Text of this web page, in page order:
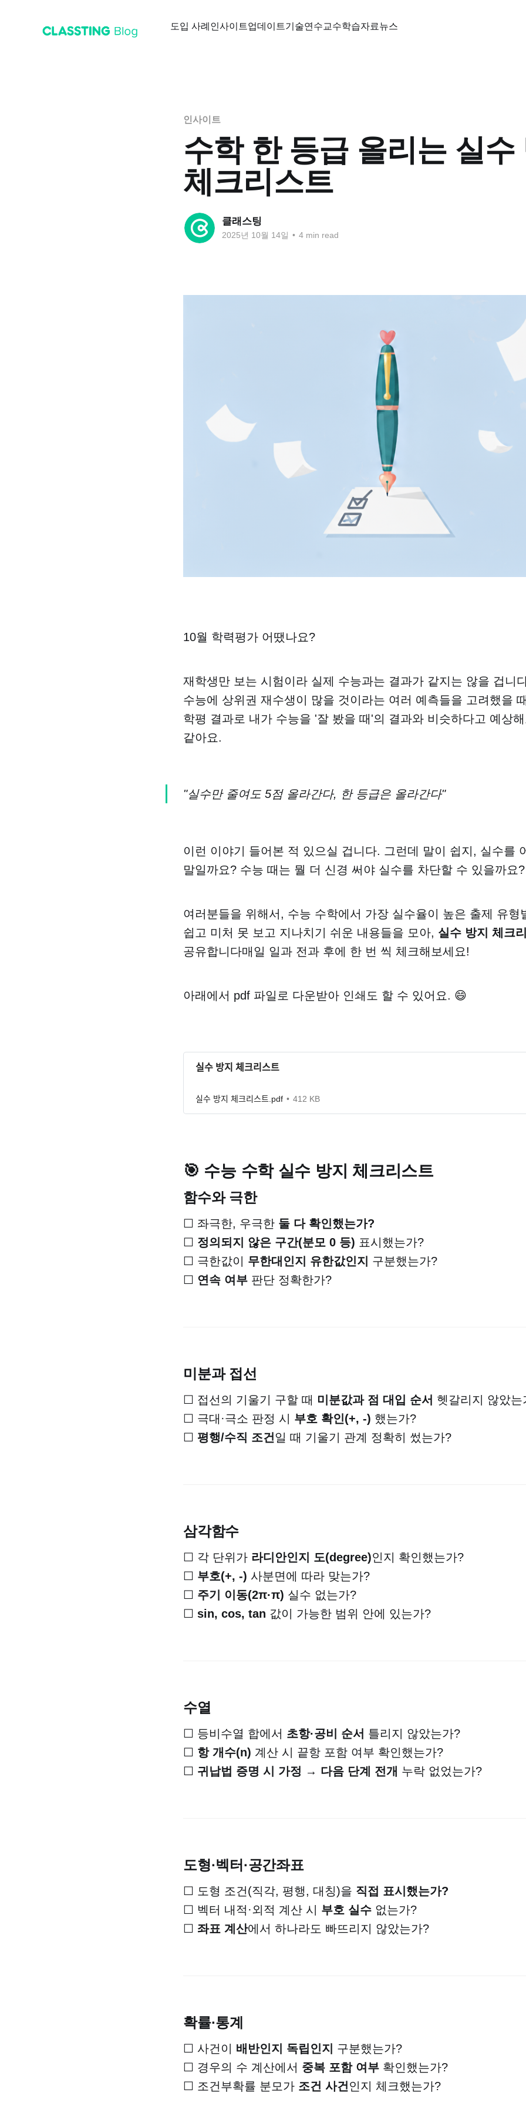
도입 사례 인사이트업데이트기술연수교수학습자료뉴스
인사이트
수학 한 등급 올리는 실수
체크리스트
클래스팅
2025년 10월 14일 • 4 min read
10월 학력평가 어땠나요?
재학생만 보는 시험이라 실제 수능과는 결과가 같지는 않을 겁니
수능에 상위권 재수생이 많을 것이라는 여러 예측들을 고려했을
학평 결과로 내가 수능을 '잘 봤을 때'의 결과와 비슷하다고 예상
같아요.
"실수만 줄여도 5점 올라간다, 한 등급은 올라간다"
이런 이야기 들어본 적 있으실 겁니다. 그런데 말이 쉽지, 실수를
말일까요? 수능 때는 뭘 더 신경 써야 실수를 차단할 수 있을까요?
여러분들을 위해서, 수능 수학에서 가장 실수율이 높은 출제 유형
쉽고 미처 못 보고 지나치기 쉬운 내용들을 모아, 실수 방지 체크
공유합니다매일 일과 전과 후에 한 번 씩 체크해보세요!
아래에서 pdf 파일로 다운받아 인쇄도 할 수 있어요. 😄
실수 방지 체크리스트
실수 방지 체크리스트.pdf 412 KB
🎯 수능 수학 실수 방지 체크리스트
함수와 극한
☐ 좌극한, 우극한 둘 다 확인했는가?
☐ 정의되지 않은 구간(분모 0 등) 표시했는가?
☐ 극한값이 무한대인지 유한값인지 구분했는가?
☐ 연속 여부 판단 정확한가?
미분과 접선
☐ 접선의 기울기 구할 때 미분값과 점 대입 순서 헷갈리지 않았는
☐ 극대·극소 판정 시 부호 확인(+, -) 했는가?
☐ 평행/수직 조건일 때 기울기 관계 정확히 썼는가?
삼각함수
☐ 각 단위가 라디안인지 도(degree)인지 확인했는가?
☐ 부호(+, -) 사분면에 따라 맞는가?
☐ 주기 이동(2π·π) 실수 없는가?
☐ sin, cos, tan 값이 가능한 범위 안에 있는가?
수열
☐ 등비수열 합에서 초항·공비 순서 틀리지 않았는가?
☐ 항 개수(n) 계산 시 끝항 포함 여부 확인했는가?
☐ 귀납법 증명 시 가정 → 다음 단계 전개 누락 없었는가?
도형·벡터·공간좌표
☐ 도형 조건(직각, 평행, 대칭)을 직접 표시했는가?
☐ 벡터 내적·외적 계산 시 부호 실수 없는가?
☐ 좌표 계산에서 하나라도 빠뜨리지 않았는가?
확률·통계
☐ 사건이 배반인지 독립인지 구분했는가?
☐ 경우의 수 계산에서 중복 포함 여부 확인했는가?
☐ 조건부확률 분모가 조건 사건인지 체크했는가?